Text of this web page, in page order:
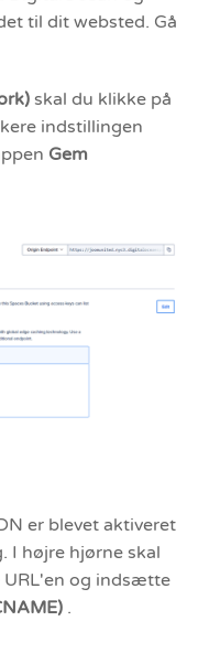
til dit websted. Gå
skal du klikke på
indstillingen
Gem
er blevet aktiveret
I højre hjørne skal
URL'en og indsætte
.